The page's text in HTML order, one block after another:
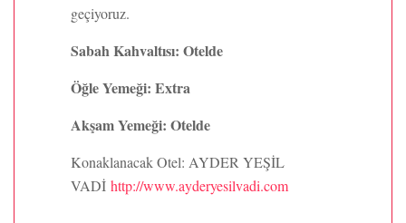
geçiyoruz.
Sabah Kahvaltısı: Otelde
Öğle Yemeği: Extra
Akşam Yemeği: Otelde
Konaklanacak Otel: AYDER YEŞİL
VADİ http://www.ayderyesilvadi.com